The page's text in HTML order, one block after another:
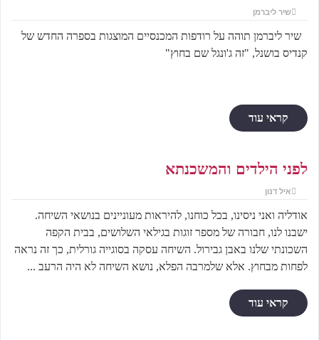
שיר ליברמן
שיר ליברמן תוהה על רודפות המכנסיים המוצגות בספרה החדש של
קנדיס בושנל, "זה ג'ונגל שם בחוץ"
קראי עוד
לפני הילדים והמשכנתא
איל דנון
אודליה ואני ניסינו, בכל כוחנו, להיראות מעוניינים בנושאי השיחה.
ישבנו לנו, חבורה של מספר זוגות בגילאי השלושים, בבית הקפה
השכונתי שלנו באבן גבירול. השיחה עסקה בסוגייה גורלית, כך זה נראה
לפחות מבחוץ. אלא שלמרבה הפלא, נושא השיחה לא היה הרעב ...
קראי עוד